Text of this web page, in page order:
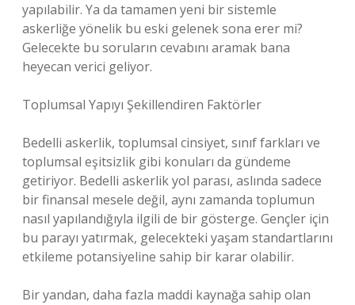
yapılabilir. Ya da tamamen yeni bir sistemle
askerliğe yönelik bu eski gelenek sona erer mi?
Gelecekte bu soruların cevabını aramak bana
heyecan verici geliyor.
Toplumsal Yapıyı Şekillendiren Faktörler
Bedelli askerlik, toplumsal cinsiyet, sınıf farkları ve
toplumsal eşitsizlik gibi konuları da gündeme
getiriyor. Bedelli askerlik yol parası, aslında sadece
bir finansal mesele değil, aynı zamanda toplumun
nasıl yapılandığıyla ilgili de bir gösterge. Gençler için
bu parayı yatırmak, gelecekteki yaşam standartlarını
etkileme potansiyeline sahip bir karar olabilir.
Bir yandan, daha fazla maddi kaynağa sahip olan